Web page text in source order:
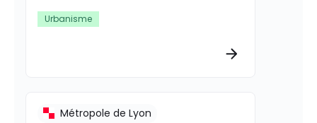
Urbanisme
Métropole de Lyon